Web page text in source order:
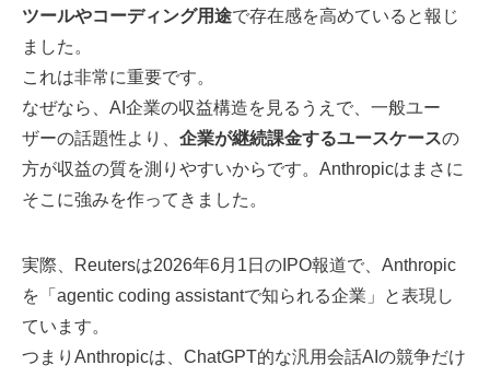
ツールやコーディング用途で存在感を高めていると報じ
ました。
これは非常に重要です。
なぜなら、AI企業の収益構造を見るうえで、一般ユー
ザーの話題性より、 企業が継続課金するユースケースの
方が収益の質を測りやすいからです。Anthropicはまさに
そこに強みを作ってきました。
実際、Reutersは2026年6月1日のIPO報道で、Anthropic
を「agentic coding assistantで知られる企業」と表現し
ています。
つまりAnthropicは、ChatGPT的な汎用会話AIの競争だけ